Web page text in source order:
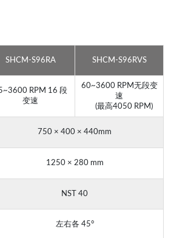
SHCM-S96RA SHCM-S96RVS
RPM 16 段
变速
60~3600 RPM无段变
速
(最高4050 RPM)
750 × 400 × 440mm
1250 × 280 mm
NST 40
左右各 45°